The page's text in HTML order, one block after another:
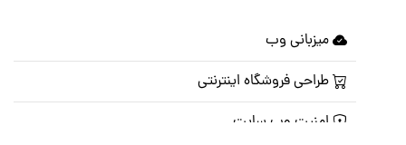
میزبانی وب
طراحی فروشگاه اینترنتی
امنیت وب سایت